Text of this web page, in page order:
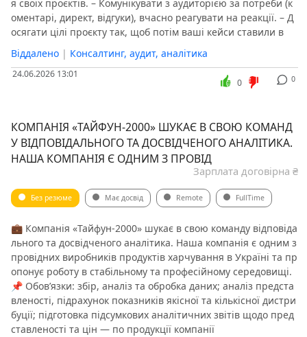
я своїх проєктів. – Комунікувати з аудиторією за потреби (к
оментарі, директ, відгуки), вчасно реагувати на реакції. – Д
осягати цілі проєкту так, щоб потім ваші кейси ставили в
Віддалено | Консалтинг, аудит, аналітика
24.06.2026 13:01 0
0
КОМПАНІЯ «ТАЙФУН-2000» ШУКАЄ В СВОЮ КОМАНД
У ВІДПОВІДАЛЬНОГО ТА ДОСВІДЧЕНОГО АНАЛІТИКА.
НАША КОМПАНІЯ Є ОДНИМ З ПРОВІД
Зарплата договірна ₴
Без резюме Має досвід Remote FullTime
💼 Компанія «Тайфун-2000» шукає в свою команду відповіда
льного та досвідченого аналітика. Наша компанія є одним з
провідних виробників продуктів харчування в Україні та пр
опонує роботу в стабільному та професійному середовищі.
📌 Обов’язки: збір, аналіз та обробка даних; аналіз предста
вленості, підрахунок показників якісної та кількісної дистри
буції; підготовка підсумкових аналітичних звітів щодо пред
ставленості та цін — по продукції компанії